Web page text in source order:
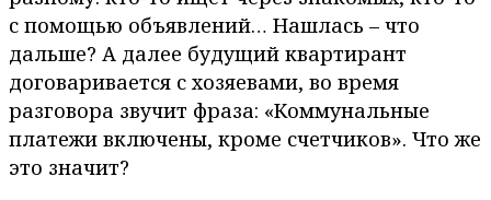
с помощью объявлений… Нашлась – что
дальше? А далее будущий квартирант
договаривается с хозяевами, во время
разговора звучит фраза: «Коммунальные
платежи включены, кроме счетчиков». Что же
это значит?